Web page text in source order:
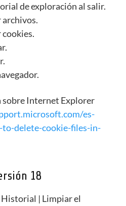
de exploración al salir.
archivos.
cookies.
sobre Internet Explorer
es-
delete-cookie-files-in-
18
Historial | Limpiar el